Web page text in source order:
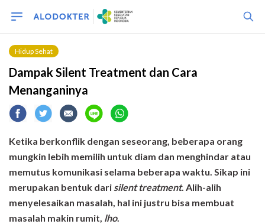
Hidup Sehat
Dampak Silent Treatment dan Cara
Menanganinya
Ketika berkonflik dengan seseorang, beberapa orang
mungkin lebih memilih untuk diam dan menghindar atau
memutus komunikasi selama beberapa waktu. Sikap ini
merupakan bentuk dari silent treatment. Alih-alih
menyelesaikan masalah, hal ini justru bisa membuat
masalah makin rumit, lho.